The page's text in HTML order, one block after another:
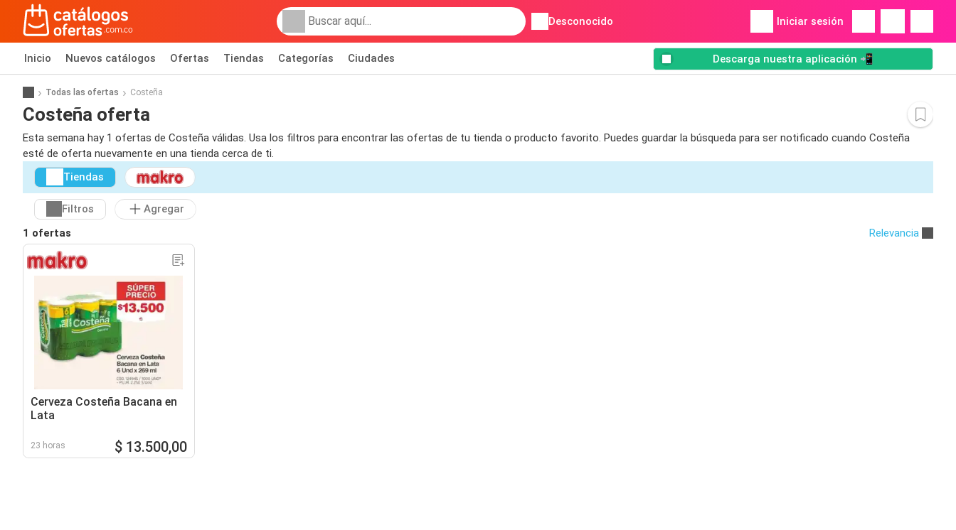
Desconocido Iniciar sesión
Inicio Nuevos catálogos Ofertas Tiendas Categorías Ciudades Descarga nuestra aplicación 📲
Todas las ofertas Costeña
Costeña oferta
Esta semana hay 1 ofertas de Costeña válidas. Usa los filtros para encontrar las ofertas de tu tienda o producto favorito. Puedes guardar la búsqueda para ser notificado cuando Costeña
esté de oferta nuevamente en una tienda cerca de ti.
Tiendas
Filtros
Agregar
1 ofertas
Relevancia
Cerveza Costeña Bacana en
Lata
23 horas $ 13.500,00